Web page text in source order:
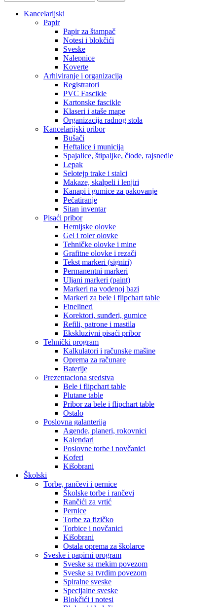
Kancelarijski
Papir
Papir za štampač
Notesi i blokčići
Sveske
Nalepnice
Koverte
Arhiviranje i organizacija
Registratori
PVC Fascikle
Kartonske fascikle
Klaseri i ataše mape
Organizacija radnog stola
Kancelarijski pribor
Bušači
Heftalice i municija
Spajalice, štipaljke, čiode, rajsnedle
Lepak
Selotejp trake i stalci
Makaze, skalpeli i lenjiri
Kanapi i gumice za pakovanje
Pečatiranje
Sitan inventar
Pisaći pribor
Hemijske olovke
Gel i roler olovke
Tehničke olovke i mine
Grafitne olovke i rezači
Tekst markeri (signiri)
Permanentni markeri
Uljani markeri (paint)
Markeri na vodenoj bazi
Markeri za bele i flipchart table
Finelineri
Korektori, sunđeri, gumice
Refili, patrone i mastila
Ekskluzivni pisaći pribor
Tehnički program
Kalkulatori i računske mašine
Oprema za računare
Baterije
Prezentaciona sredstva
Bele i flipchart table
Plutane table
Pribor za bele i flipchart table
Ostalo
Poslovna galanterija
Agende, planeri, rokovnici
Kalendari
Poslovne torbe i novčanici
Koferi
Kišobrani
Školski
Torbe, rančevi i pernice
Školske torbe i rančevi
Rančići za vrtić
Pernice
Torbe za fizičko
Torbice i novčanici
Kišobrani
Ostala oprema za školarce
Sveske i papirni program
Sveske sa mekim povezom
Sveske sa tvrdim povezom
Spiralne sveske
Specijalne sveske
Blokčići i notesi